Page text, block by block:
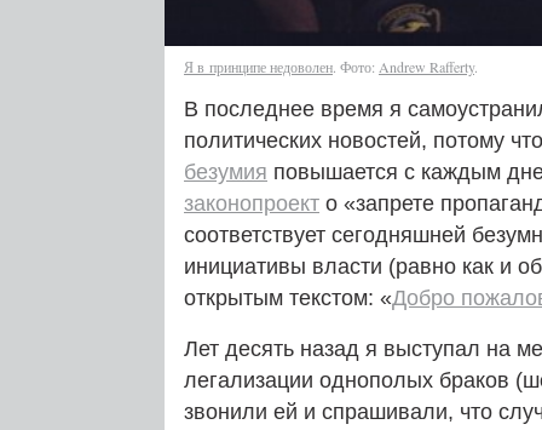
Я в принципе недоволен . Фото: Andrew Rafferty.
В последнее время я
политических новостей, потому
безумия повышается с каждым
законопроект о «запрете
соответствует сегодняшней
инициативы власти (равно как и
открытым текстом: «Добро
Лет десять назад я выступал на
легализации однополых браков
звонили ей и спрашивали, что